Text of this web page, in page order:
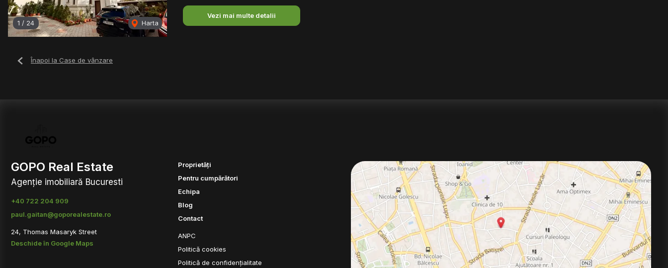
1 / 24 Harta
Vezi mai multe detalii
Înapoi la Case de vânzare
GOPO Real Estate
Agenție imobiliară Bucuresti
+40 722 204 909
paul.gaitan@goporealestate.ro
24, Thomas Masaryk Street
Deschide în Google Maps
Proprietăți
Pentru cumpărători
Echipa
Blog
Contact
ANPC
Politică cookies
Politică de confidențialitate